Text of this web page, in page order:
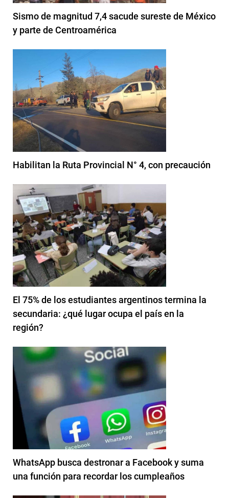
Sismo de magnitud 7,4 sacude sureste de México
y parte de Centroamérica
Habilitan la Ruta Provincial N° 4, con precaución
El 75% de los estudiantes argentinos termina la
secundaria: ¿qué lugar ocupa el país en la
región?
WhatsApp busca destronar a Facebook y suma
una función para recordar los cumpleaños